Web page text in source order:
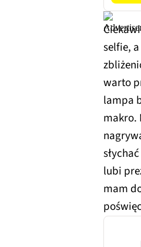
selfie,
warto
lampa
makro.
lubi
mam